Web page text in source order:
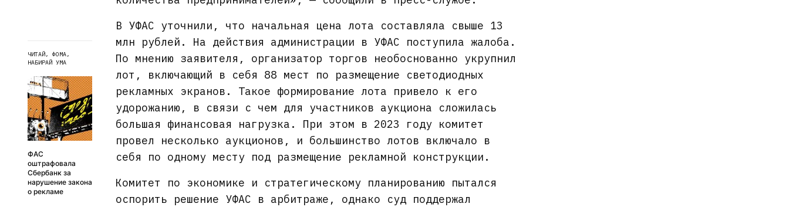
ЧИТАЙ, ФОМА,
НАБИРАЙ УМА
ФАС
оштрафовала
Сбербанк за
нарушение закона
о рекламе
В УФАС уточнили, что начальная цена лота составляла свыше 13
млн рублей. На действия администрации в УФАС поступила жалоба.
По мнению заявителя, организатор торгов необоснованно укрупнил
лот, включающий в себя 88 мест по размещение светодиодных
рекламных экранов. Такое формирование лота привело к его
удорожанию, в связи с чем для участников аукциона сложилась
большая финансовая нагрузка. При этом в 2023 году комитет
провел несколько аукционов, и большинство лотов включало в
себя по одному месту под размещение рекламной конструкции.
Комитет по экономике и стратегическому планированию пытался
оспорить решение УФАС в арбитраже, однако суд поддержал